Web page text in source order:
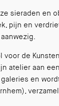
sieraden en
pijn en
de
atelier aan
en